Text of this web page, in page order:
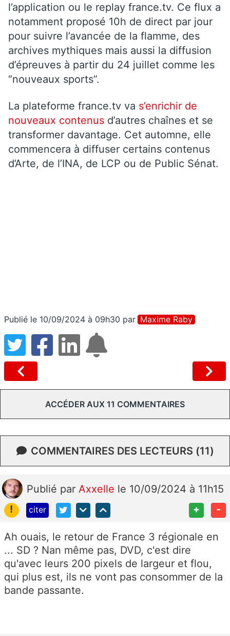
l’application ou le replay france.tv. Ce flux a
notamment proposé 10h de direct par jour
pour suivre l’avancée de la flamme, des
archives mythiques mais aussi la diffusion
d’épreuves à partir du 24 juillet comme les
“nouveaux sports”.
La plateforme france.tv va s’enrichir de
nouveaux contenus d’autres chaînes et se
transformer davantage. Cet automne, elle
commencera à diffuser certains contenus
d’Arte, de l’INA, de LCP ou de Public Sénat.
Publié le 10/09/2024 à 09h30 par Maxime Raby
ACCÉDER AUX 11 COMMENTAIRES
COMMENTAIRES DES LECTEURS (11)
Publié par Axxelle le 10/09/2024 à 11h15
!
citer + -
Ah ouais, le retour de France 3 régionale en
... SD ? Nan même pas, DVD, c'est dire
qu'avec leurs 200 pixels de largeur et flou,
qui plus est, ils ne vont pas consommer de la
bande passante.